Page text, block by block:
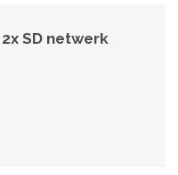
SD netwerk